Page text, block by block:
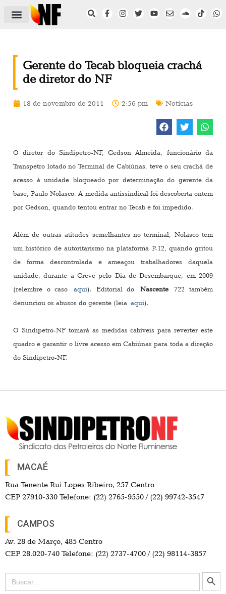
Gerente do Tecab bloqueia crachá
de diretor do NF
18 de novembro de 2011 2:56 pm Notícias
O diretor do Sindipetro-NF, Gedson Almeida, funcionário da
Transpetro lotado no Terminal de Cabiúnas, teve o seu crachá de
acesso à unidade bloqueado por determinação do gerente da
base, Paulo Nolasco. A medida antissindical foi descoberta ontem
por Gedson, quando tentou entrar no Tecab e foi impedido.
Além de outras atitudes semelhantes no terminal, Nolasco tem
um histórico de autoritarismo na plataforma P-12, quando gritou
de forma descontrolada e ameaçou trabalhadores daquela
unidade, durante a Greve pelo Dia de Desembarque, em 2009
(relembre o caso aqui). Editorial do Nascente722 também
denunciou os abusos do gerente (leia aqui).
O Sindipetro-NF tomará as medidas cabíveis para reverter este
quadro e garantir o livre acesso em Cabiúnas para toda a direção
do Sindipetro-NF.
MACAÉ
Rua Tenente Rui Lopes Ribeiro, 257 Centro
CEP 27910-330 Telefone: (22) 2765-9550 / (22) 99742-3547
CAMPOS
Av. 28 de Março, 485 Centro
CEP 28.020-740 Telefone: (22) 2737-4700 / (22) 98114-3857
Search
for:
Search Button